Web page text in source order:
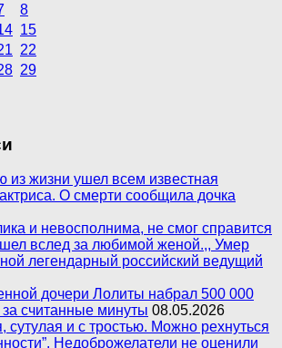
8
15
22
29
из жизни ушел всем известная
О смерти сообщила дочка
и невосполнима, не смог справится
вслед за любимой женой.,, Умер
легендарный российский ведущий
дочери Лолиты набрал 500 000
считанные минуты 08.05.2026
сутулая и с тростью. Можно рехнуться
Недоброжелатели не оценили